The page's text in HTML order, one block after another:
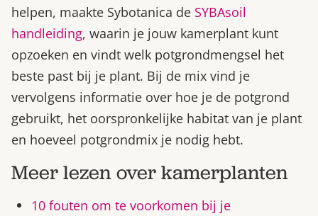
helpen, maakte Sybotanica de SYBAsoil
handleiding, waarin je jouw kamerplant kunt
opzoeken en vindt welk potgrondmengsel het
beste past bij je plant. Bij de mix vind je
vervolgens informatie over hoe je de potgrond
gebruikt, het oorspronkelijke habitat van je plant
en hoeveel potgrondmix je nodig hebt.
Meer lezen over kamerplanten
10 fouten om te voorkomen bij je